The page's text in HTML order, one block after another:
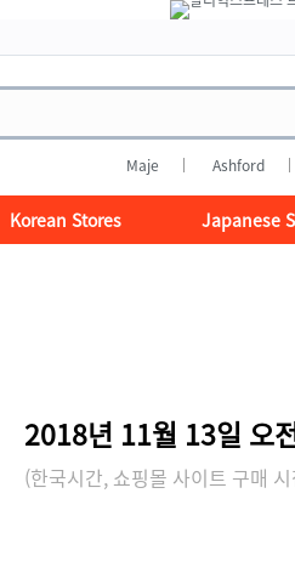
Maje Ashford
Korean Stores Japanese
2018년 11월 13일 오
(한국시간, 쇼핑몰 사이트 구매